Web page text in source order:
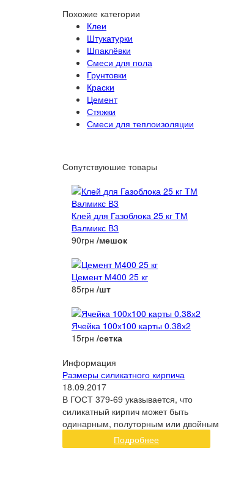
Похожие категории
Клеи
Штукатурки
Шпаклёвки
Смеси для пола
Грунтовки
Краски
Цемент
Стяжки
Смеси для теплоизоляции
Сопутствуюшие товары
Клей для Газоблока 25 кг ТМ
Валмикс В3
90грн /мешок
Цемент М400 25 кг
85грн /шт
Ячейка 100х100 карты 0.38х2
15грн /сетка
Информация
Размеры силикатного кирпича
18.09.2017
В ГОСТ 379-69 указывается, что
силикатный кирпич может быть
одинарным, полуторным или двойным
Подробнее